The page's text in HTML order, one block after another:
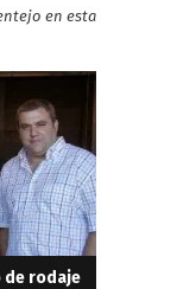
en esta
de rodaje